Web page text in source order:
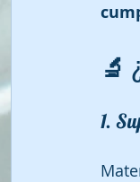
🔬
1.